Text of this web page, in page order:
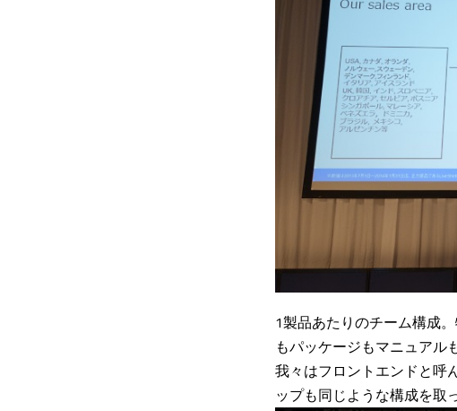
1製品あたりのチーム構成
もパッケージもマニュア
我々はフロントエンドと呼
ップも同じような構成を取